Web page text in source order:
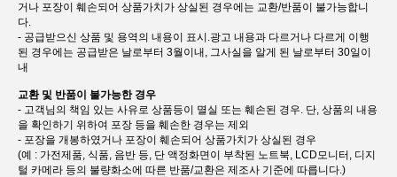
거나 포장이 훼손되어 상품가치가 상실된 경우에는 교환/반품이 불가능합니
다.
- 공급받으신 상품 및 용역의 내용이 표시.광고 내용과 다르거나 다르게 이행
된 경우에는 공급받은 날로부터 3월이내, 그사실을 알게 된 날로부터 30일이
내
교환 및 반품이 불가능한 경우
- 고객님의 책임 있는 사유로 상품등이 멸실 또는 훼손된 경우. 단, 상품의 내용
을 확인하기 위하여 포장 등을 훼손한 경우는 제외
- 포장을 개봉하였거나 포장이 훼손되어 상품가치가 상실된 경우
(예 : 가전제품, 식품, 음반 등, 단 액정화면이 부착된 노트북, LCD모니터, 디지
털 카메라 등의 불량화소에 따른 반품/교환은 제조사 기준에 따릅니다.)